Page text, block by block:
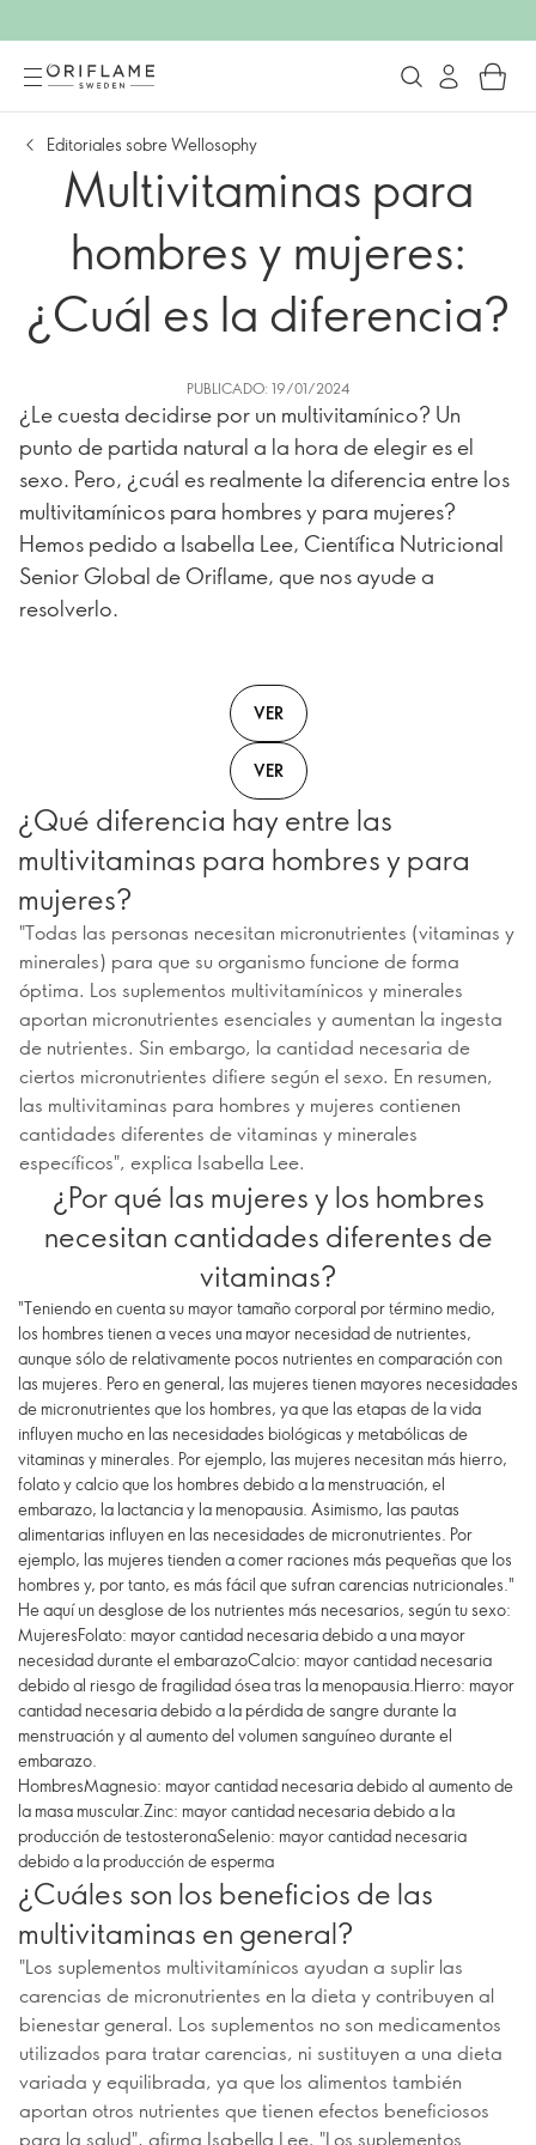
Editoriales sobre Wellosophy
Multivitaminas para
hombres y mujeres:
¿Cuál es la diferencia?
PUBLICADO: 19/01/2024
¿Le cuesta decidirse por un multivitamínico? Un
punto de partida natural a la hora de elegir es el
sexo. Pero, ¿cuál es realmente la diferencia entre los
multivitamínicos para hombres y para mujeres?
Hemos pedido a Isabella Lee, Científica Nutricional
Senior Global de Oriflame, que nos ayude a
resolverlo.
VER
VER
¿Qué diferencia hay entre las
multivitaminas para hombres y para
mujeres?
"Todas las personas necesitan micronutrientes (vitaminas y
minerales) para que su organismo funcione de forma
óptima. Los suplementos multivitamínicos y minerales
aportan micronutrientes esenciales y aumentan la ingesta
de nutrientes. Sin embargo, la cantidad necesaria de
ciertos micronutrientes difiere según el sexo. En resumen,
las multivitaminas para hombres y mujeres contienen
cantidades diferentes de vitaminas y minerales
específicos", explica Isabella Lee.
¿Por qué las mujeres y los hombres
necesitan cantidades diferentes de
vitaminas?
"Teniendo en cuenta su mayor tamaño corporal por término medio,
los hombres tienen a veces una mayor necesidad de nutrientes,
aunque sólo de relativamente pocos nutrientes en comparación con
las mujeres. Pero en general, las mujeres tienen mayores necesidades
de micronutrientes que los hombres, ya que las etapas de la vida
influyen mucho en las necesidades biológicas y metabólicas de
vitaminas y minerales. Por ejemplo, las mujeres necesitan más hierro,
folato y calcio que los hombres debido a la menstruación, el
embarazo, la lactancia y la menopausia. Asimismo, las pautas
alimentarias influyen en las necesidades de micronutrientes. Por
ejemplo, las mujeres tienden a comer raciones más pequeñas que los
hombres y, por tanto, es más fácil que sufran carencias nutricionales."
He aquí un desglose de los nutrientes más necesarios, según tu sexo:
MujeresFolato: mayor cantidad necesaria debido a una mayor
necesidad durante el embarazoCalcio: mayor cantidad necesaria
debido al riesgo de fragilidad ósea tras la menopausia.Hierro: mayor
cantidad necesaria debido a la pérdida de sangre durante la
menstruación y al aumento del volumen sanguíneo durante el
embarazo.
HombresMagnesio: mayor cantidad necesaria debido al aumento de
la masa muscular.Zinc: mayor cantidad necesaria debido a la
producción de testosteronaSelenio: mayor cantidad necesaria
debido a la producción de esperma
¿Cuáles son los beneficios de las
multivitaminas en general?
"Los suplementos multivitamínicos ayudan a suplir las
carencias de micronutrientes en la dieta y contribuyen al
bienestar general. Los suplementos no son medicamentos
utilizados para tratar carencias, ni sustituyen a una dieta
variada y equilibrada, ya que los alimentos también
aportan otros nutrientes que tienen efectos beneficiosos
para la salud", afirma Isabella Lee. "Los suplementos